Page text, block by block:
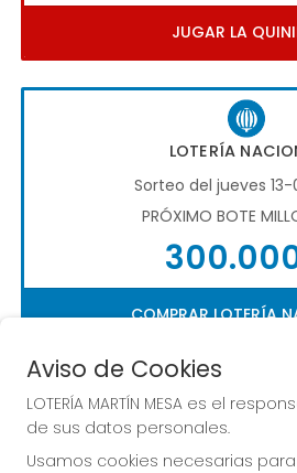
JUGAR LA
LOTERÍA
Sorteo del jueves
PRÓXIMO BOTE
COMPRAR LOTERÍA
Aviso de Cookies
LOTERÍA MARTÍN MESA es el
de sus datos personales.
Usamos cookies necesarias